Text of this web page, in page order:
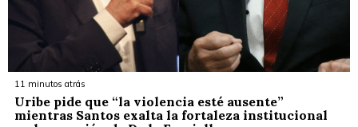
11 minutos atrás
Uribe pide que “la violencia esté ausente”
mientras Santos exalta la fortaleza institucional